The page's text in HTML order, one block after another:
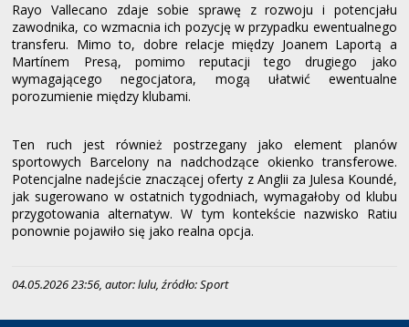
Rayo Vallecano zdaje sobie sprawę z rozwoju i potencjału
zawodnika, co wzmacnia ich pozycję w przypadku ewentualnego
transferu. Mimo to, dobre relacje między Joanem Laportą a
Martínem Presą, pomimo reputacji tego drugiego jako
wymagającego negocjatora, mogą ułatwić ewentualne
porozumienie między klubami.
Ten ruch jest również postrzegany jako element planów
sportowych Barcelony na nadchodzące okienko transferowe.
Potencjalne nadejście znaczącej oferty z Anglii za Julesa Koundé,
jak sugerowano w ostatnich tygodniach, wymagałoby od klubu
przygotowania alternatyw. W tym kontekście nazwisko Ratiu
ponownie pojawiło się jako realna opcja.
04.05.2026 23:56, autor: lulu, źródło: Sport